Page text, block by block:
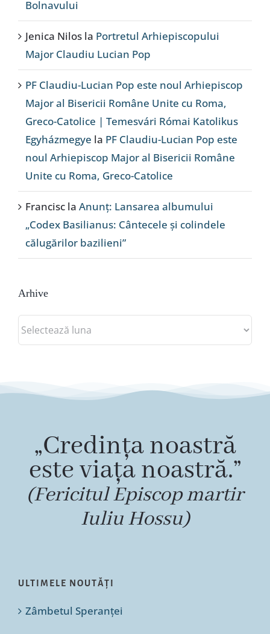
Bolnavului
Jenica Nilos la Portretul Arhiepiscopului
Major Claudiu Lucian Pop
PF Claudiu-Lucian Pop este noul Arhiepiscop
Major al Bisericii Române Unite cu Roma,
Greco-Catolice | Temesvári Római Katolikus
Egyházmegye la PF Claudiu-Lucian Pop este
noul Arhiepiscop Major al Bisericii Române
Unite cu Roma, Greco-Catolice
Francisc la Anunț: Lansarea albumului
„Codex Basilianus: Cântecele și colindele
călugărilor bazilieni”
Arhive
Arhive
„Credința noastră
este viața noastră.”
(Fericitul Episcop martir
Iuliu Hossu)
ULTIMELE NOUTĂȚI
Zâmbetul Speranței